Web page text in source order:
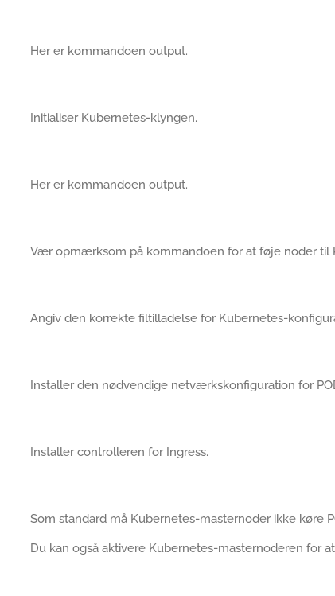
Her er kommandoen output.
Initialiser Kubernetes-klyngen.
Her er kommandoen output.
Vær opmærksom på kommandoen for at føje noder til
Angiv den korrekte filtilladelse for Kubernetes-
Installer den nødvendige netværkskonfiguration for
Installer controlleren for Ingress.
Som standard må Kubernetes-masternoder ikke køre
Du kan også aktivere Kubernetes-masternoderen for at